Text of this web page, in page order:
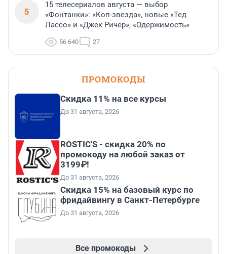
5
15 телесериалов августа — выбор
«Фонтанки»: «Коп-звезда», новые «Тед
Лассо» и «Джек Ричер», «Одержимость»
56 640 27
ПРОМОКОДЫ
Скидка 11% на все курсы
До 31 августа, 2026
ROSTIC'S - скидка 20% по
промокоду на любой заказ от
3199₽!
До 31 августа, 2026
Скидка 15% на базовый курс по
фридайвингу в Санкт-Петербурге
До 31 августа, 2026
Все промокоды